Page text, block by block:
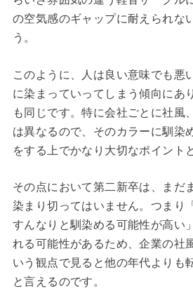
の空気感のギャップに耐えられな
う。
このように、人は良い意味でも悪
に染まっていってしまう傾向にあ
も同じです。特に会社ごとに社風
は異なるので、そのカラーに馴染
をする上でかなり大切なポイント
その点において第二新卒は、まだ
染まり切ってはいません。つまり
すんなりと馴染める可能性が高い
れる可能性があるため、企業の社
いう観点で見ると他の年代よりも
と言えるのです。